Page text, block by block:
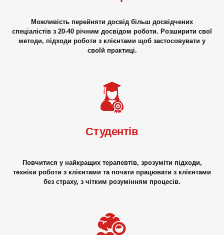
Можливість перейняти досвід більш досвідчених
спеціалістів з 20-40 річним досвідом роботи. Розширити свої
методи, підходи роботи з клієнтами щоб застосовувати у
своїй практиці.
Студентів
Повчитися у найкращих терапевтів, зрозуміти підходи,
техніки роботи з клієнтами та почати працювати з клієнтами
без страху, з чітким розумінням процесів.